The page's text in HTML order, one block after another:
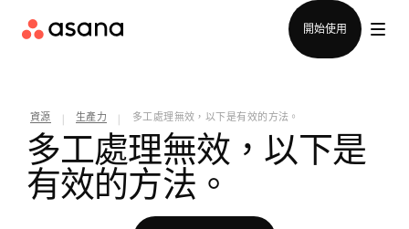
開始使用
資源 生產力 多工處理無效，以下是有效的方法。
多工處理無效，以下是
有效的方法。